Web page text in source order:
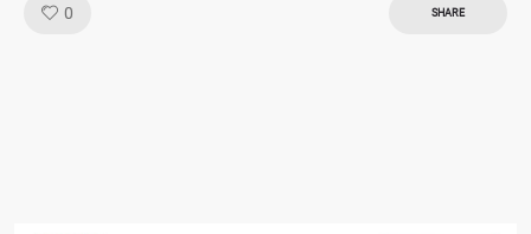
0 SHARE